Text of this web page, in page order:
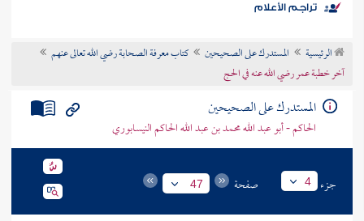
موضوعي
تراجم الأعلام
الرئيسية المستدرك على الصحيحين
كتاب معرفة الصحابة رضي الله تعالى عنهم
آخر خطبة عمر رضي الله عنه في الحج
المستدرك على الصحيحين
الحاكم - أبو عبد الله محمد بن عبد الله الحاكم النيسابوري
جزء 4 صفحة 47